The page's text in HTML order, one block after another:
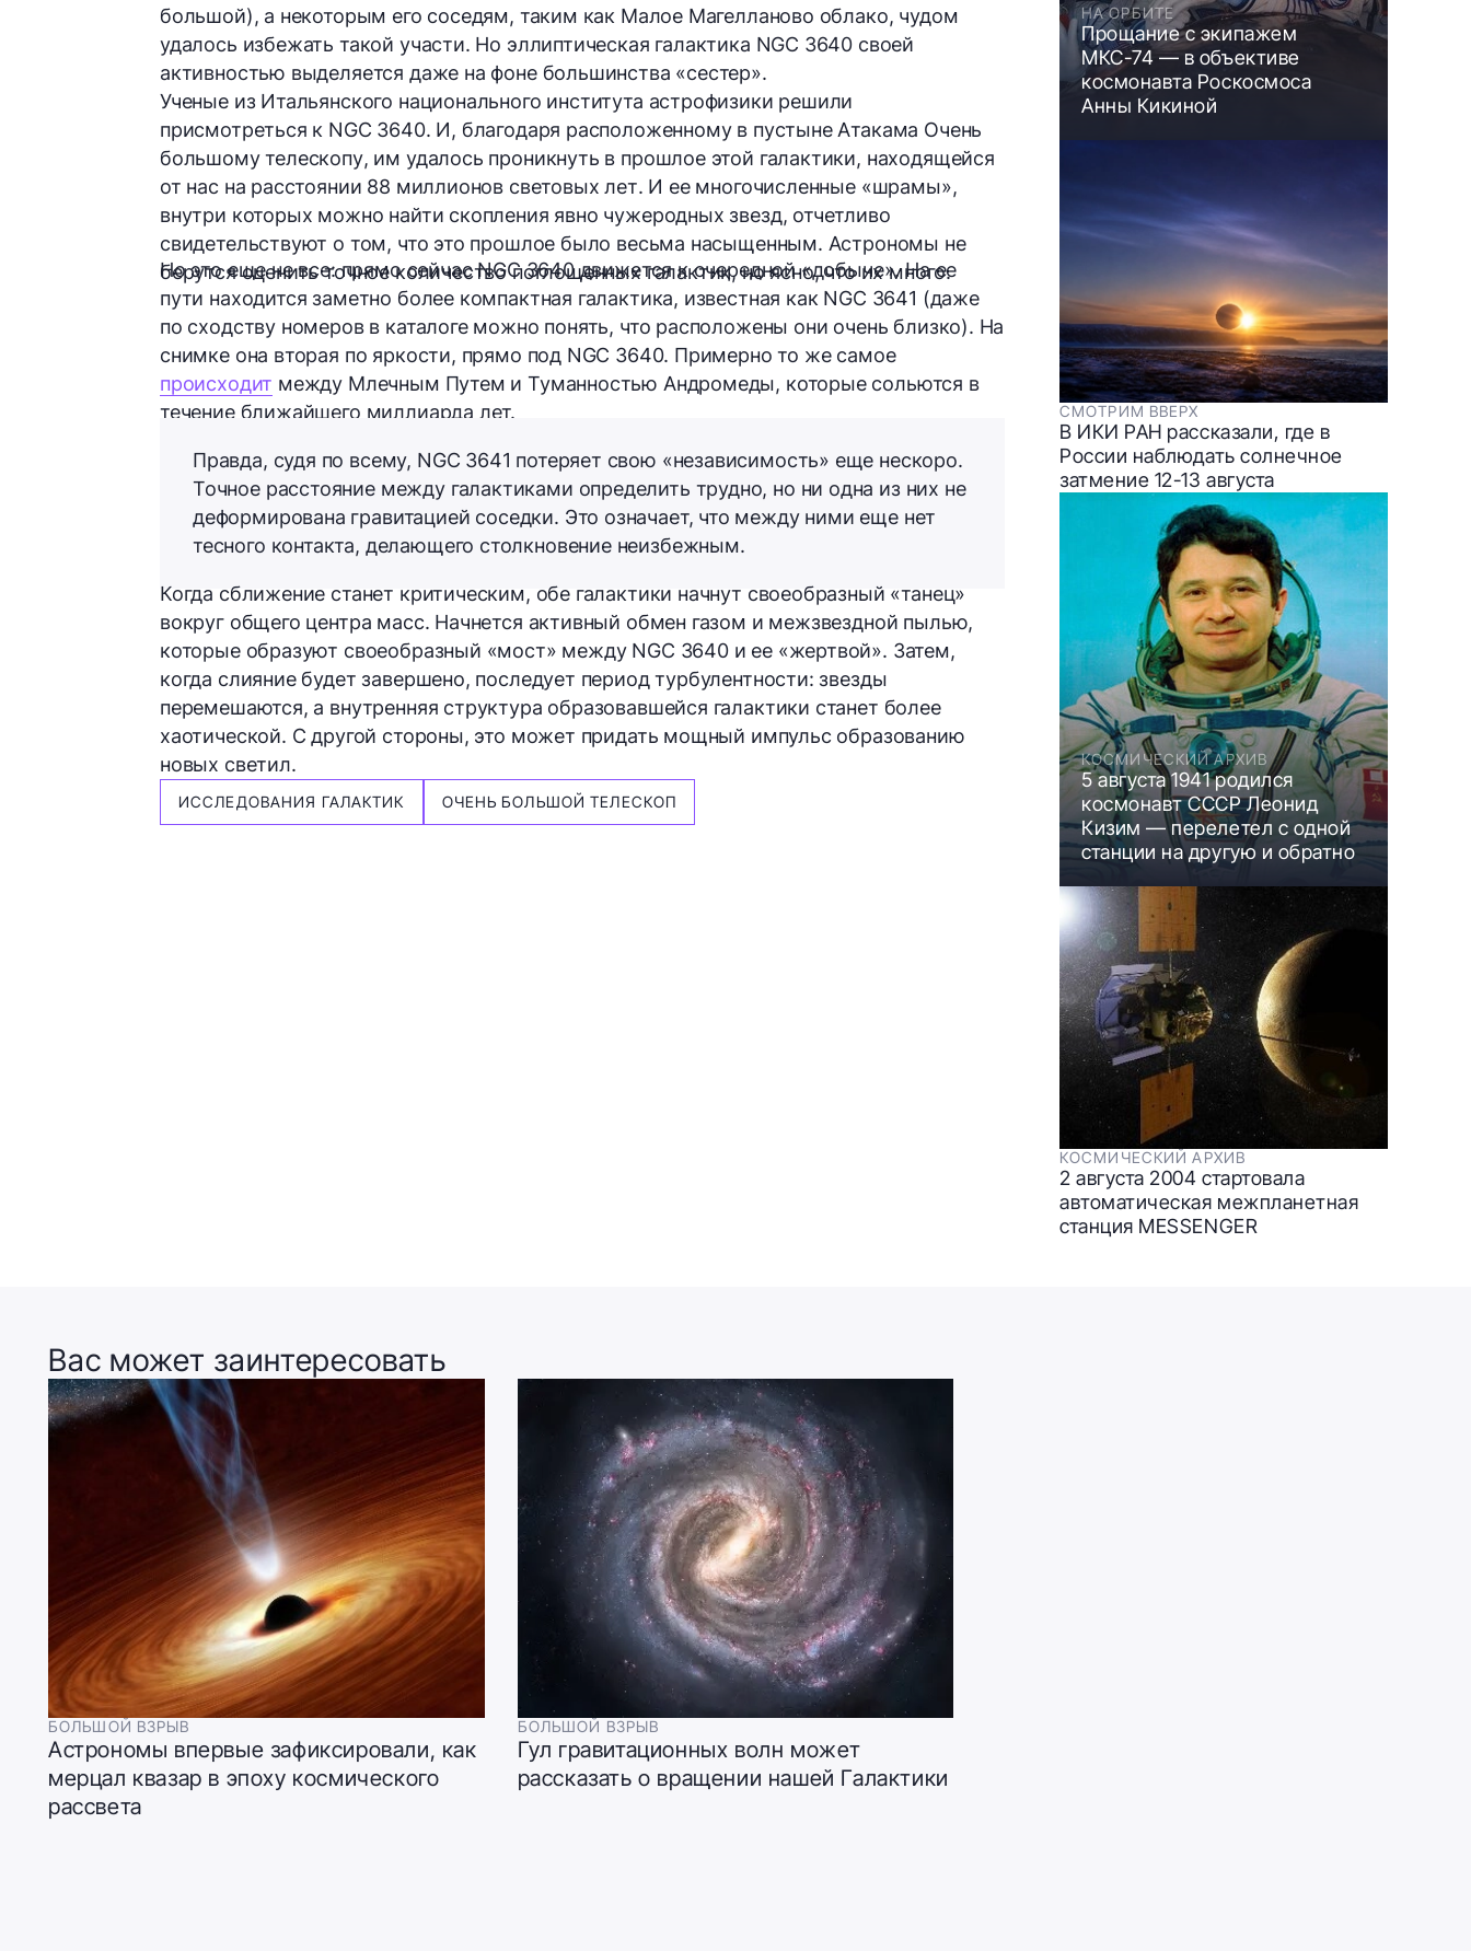
большой), а некоторым его соседям, таким как Малое Магелланово облако, чудом
удалось избежать такой участи. Но эллиптическая галактика NGC 3640 своей
активностью выделяется даже на фоне большинства «сестер».
Ученые из Итальянского национального института астрофизики решили
присмотреться к NGC 3640. И, благодаря расположенному в пустыне Атакама Очень
большому телескопу, им удалось проникнуть в прошлое этой галактики, находящейся
от нас на расстоянии 88 миллионов световых лет. И ее многочисленные «шрамы»,
внутри которых можно найти скопления явно чужеродных звезд, отчетливо
свидетельствуют о том, что это прошлое было весьма насыщенным. Астрономы не
берутся оценить точное количество поглощенных галактик, но ясно, что их много.
Но это еще не все: прямо сейчас NGC 3640 движется к очередной «добыче». На ее
пути находится заметно более компактная галактика, известная как NGC 3641 (даже
по сходству номеров в каталоге можно понять, что расположены они очень близко). На
снимке она вторая по яркости, прямо под NGC 3640. Примерно то же самое
происходит между Млечным Путем и Туманностью Андромеды, которые сольются в
течение ближайшего миллиарда лет.
Правда, судя по всему, NGC 3641 потеряет свою «независимость» еще нескоро.
Точное расстояние между галактиками определить трудно, но ни одна из них не
деформирована гравитацией соседки. Это означает, что между ними еще нет
тесного контакта, делающего столкновение неизбежным.
Когда сближение станет критическим, обе галактики начнут своеобразный «танец»
вокруг общего центра масс. Начнется активный обмен газом и межзвездной пылью,
которые образуют своеобразный «мост» между NGC 3640 и ее «жертвой». Затем,
когда слияние будет завершено, последует период турбулентности: звезды
перемешаются, а внутренняя структура образовавшейся галактики станет более
хаотической. С другой стороны, это может придать мощный импульс образованию
новых светил.
ИССЛЕДОВАНИЯ ГАЛАКТИК ОЧЕНЬ БОЛЬШОЙ ТЕЛЕСКОП
НА ОРБИТЕ
Прощание с экипажем
МКС-74 — в объективе
космонавта Роскосмоса
Анны Кикиной
СМОТРИМ ВВЕРХ
В ИКИ РАН рассказали, где в
России наблюдать солнечное
затмение 12-13 августа
КОСМИЧЕСКИЙ АРХИВ
5 августа 1941 родился
космонавт СССР Леонид
Кизим — перелетел с одной
станции на другую и обратно
КОСМИЧЕСКИЙ АРХИВ
2 августа 2004 стартовала
автоматическая межпланетная
станция MESSENGER
Вас может заинтересовать
БОЛЬШОЙ ВЗРЫВ
Астрономы впервые зафиксировали, как
мерцал квазар в эпоху космического
рассвета
БОЛЬШОЙ ВЗРЫВ
Гул гравитационных волн может
рассказать о вращении нашей Галактики